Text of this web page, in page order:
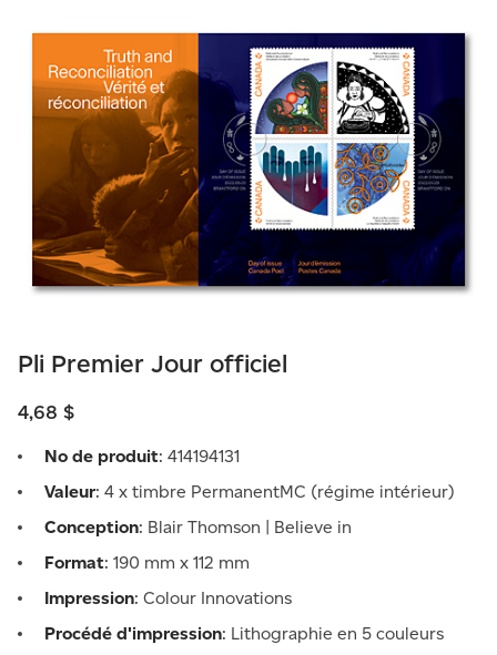
Pli Premier Jour officiel
4,68 $
No de produit: 414194131
Valeur: 4 x timbre PermanentMC (régime intérieur)
Conception: Blair Thomson | Believe in
Format: 190 mm x 112 mm
Impression: Colour Innovations
Procédé d'impression: Lithographie en 5 couleurs